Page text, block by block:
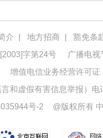
介 地方招商 豁免条
字第24号
广播电
增值电信业务经营许可证
和虚假有害信息举报）电
号-2
@版权所有